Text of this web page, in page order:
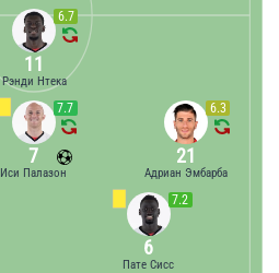
7.2
6
Пате Сисс
7.7
7
Иси Палазон
6.3
21
Адриан Эмбарба
6.7
11
Рэнди Нтека